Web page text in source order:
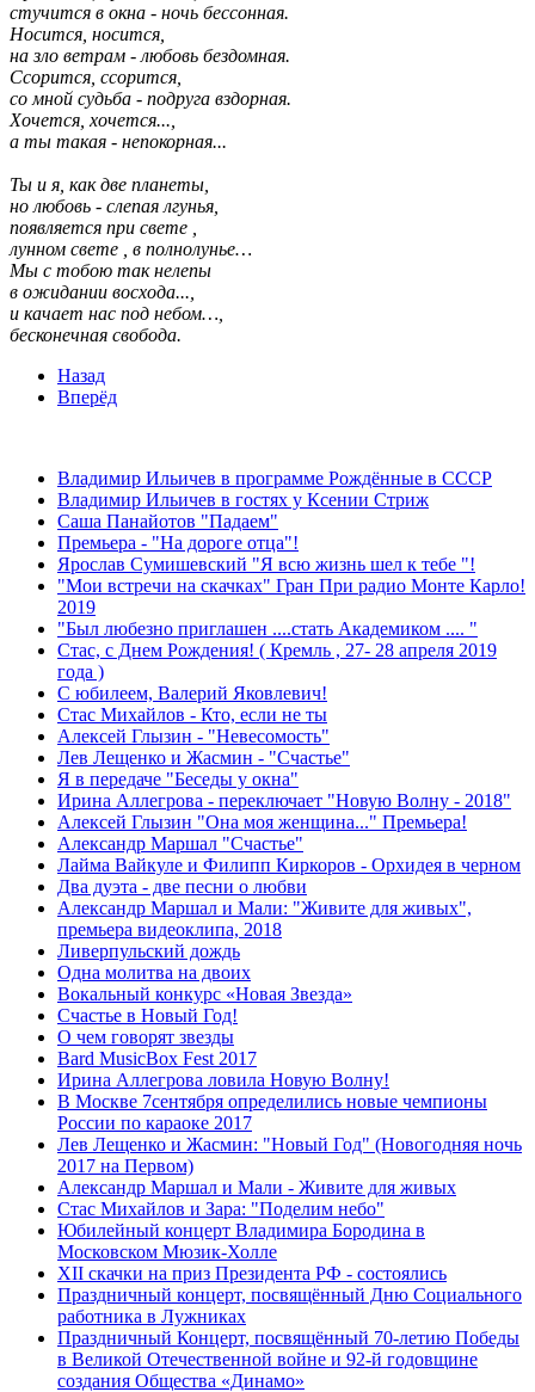
стучится в окна - ночь бессонная.
Носится, носится,
на зло ветрам - любовь бездомная.
Ссорится, ссорится,
со мной судьба - подруга вздорная.
Хочется, хочется...,
а ты такая - непокорная...
Ты и я, как две планеты,
но любовь - слепая лгунья,
появляется при свете ,
лунном свете , в полнолунье…
Мы с тобою так нелепы
в ожидании восхода...,
и качает нас под небом…,
бесконечная свобода.
Назад
Вперёд
Владимир Ильичев в программе Рождённые в СССР
Владимир Ильичев в гостях у Ксении Стриж
Саша Панайотов "Падаем"
Премьера - "На дороге отца"!
Ярослав Сумишевский "Я всю жизнь шел к тебе "!
"Мои встречи на скачках" Гран При радио Монте Карло!
2019
"Был любезно приглашен ....стать Академиком .... "
Стас, с Днем Рождения! ( Кремль , 27- 28 апреля 2019
года )
С юбилеем, Валерий Яковлевич!
Стас Михайлов - Кто, если не ты
Алексей Глызин - "Невесомость"
Лев Лещенко и Жасмин - "Счастье"
Я в передаче "Беседы у окна"
Ирина Аллегрова - переключает "Новую Волну - 2018"
Алексей Глызин "Она моя женщина..." Премьера!
Александр Маршал "Счастье"
Лайма Вайкуле и Филипп Киркоров - Орхидея в черном
Два дуэта - две песни о любви
Александр Маршал и Мали: "Живите для живых",
премьера видеоклипа, 2018
Ливерпульский дождь
Одна молитва на двоих
Вокальный конкурс «Новая Звезда»
Счастье в Новый Год!
О чем говорят звезды
Bard MusicBox Fest 2017
Ирина Аллегрова ловила Новую Волну!
В Москве 7сентября определились новые чемпионы
России по караоке 2017
Лев Лещенко и Жасмин: "Новый Год" (Новогодняя ночь
2017 на Первом)
Александр Маршал и Мали - Живите для живых
Стас Михайлов и Зара: "Поделим небо"
Юбилейный концерт Владимира Бородина в
Московском Мюзик-Холле
XII скачки на приз Президента РФ - состоялись
Праздничный концерт, посвящённый Дню Социального
работника в Лужниках
Праздничный Концерт, посвящённый 70-летию Победы
в Великой Отечественной войне и 92-й годовщине
создания Общества «Динамо»